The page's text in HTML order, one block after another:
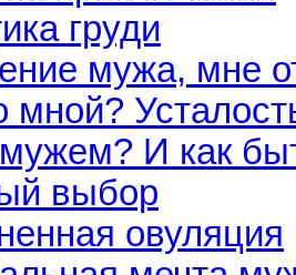
груди
мужа, мне
мной?
И как
выбор
овуляция